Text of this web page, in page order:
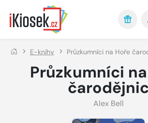
Přejít na hlavní obsah
E-knihy Průzkumníci na Hoře
Průzkumníci
čarodějnic
Alex Bell